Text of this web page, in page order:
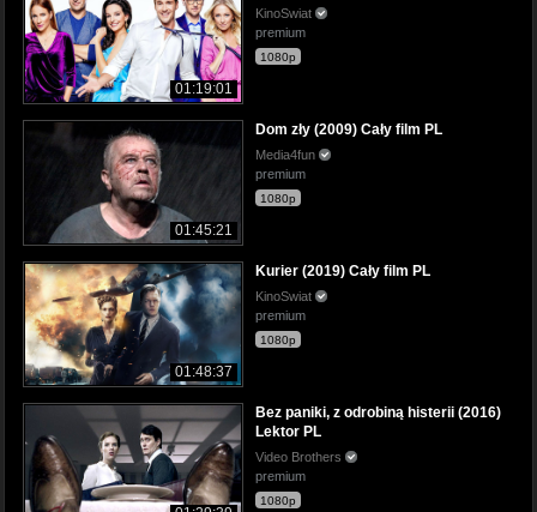
01:19:01
KinoSwiat
premium
1080p
01:45:21
Dom zły (2009) Cały film PL
Media4fun
premium
1080p
01:48:37
Kurier (2019) Cały film PL
KinoSwiat
premium
1080p
Bez paniki, z odrobiną histerii (2016)
Lektor PL
Video Brothers
premium
1080p